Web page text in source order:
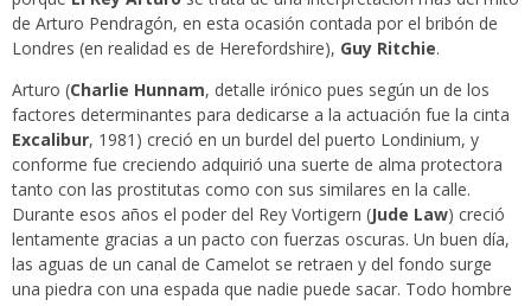
de Arturo Pendragón, en esta ocasión contada por el bribón de
Londres (en realidad es de Herefordshire), Guy Ritchie.
Arturo (Charlie Hunnam, detalle irónico pues según un de los
factores determinantes para dedicarse a la actuación fue la cinta
Excalibur, 1981) creció en un burdel del puerto Londinium, y
conforme fue creciendo adquirió una suerte de alma protectora
tanto con las prostitutas como con sus similares en la calle.
Durante esos años el poder del Rey Vortigern (Jude Law) creció
lentamente gracias a un pacto con fuerzas oscuras. Un buen día,
las aguas de un canal de Camelot se retraen y del fondo surge
una piedra con una espada que nadie puede sacar. Todo hombre